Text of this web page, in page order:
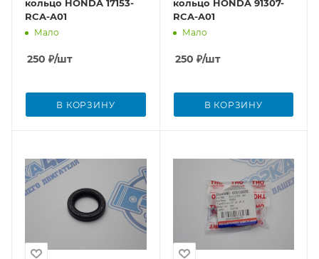
кольцо HONDA 17153-
RCA-A01
Мало
250 ₽/шт
В КОРЗИНУ
кольцо HONDA 91307-
RCA-A01
Мало
250 ₽/шт
В КОРЗИНУ